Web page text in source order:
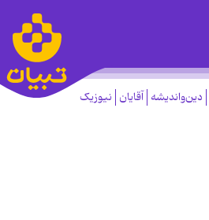
دین‌واندیشه آقایان نیوزیک